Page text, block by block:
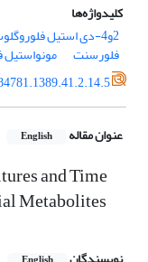
کلیدواژه‌ها
2و4-دی استیل فلوروگلوسینول
فلورسنت
عنوان مقاله English
and Time
Metabolites